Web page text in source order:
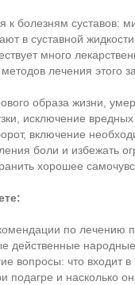
к болезням суставов:
в суставной
много
лечения этого
образа жизни,
исключение
включение
боли и избежать
хорошее
по лечению
действенные
вопросы: что входит
подагре и насколько